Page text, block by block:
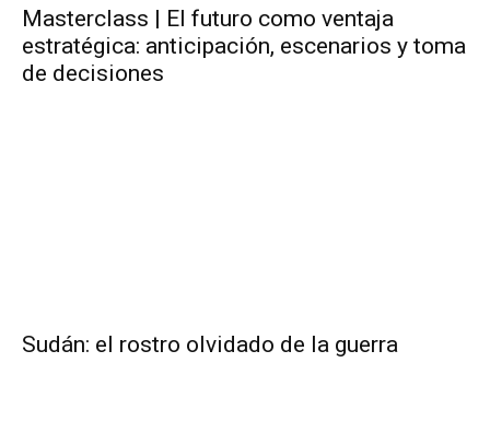
Masterclass | El futuro como ventaja
estratégica: anticipación, escenarios y toma
de decisiones
Sudán: el rostro olvidado de la guerra